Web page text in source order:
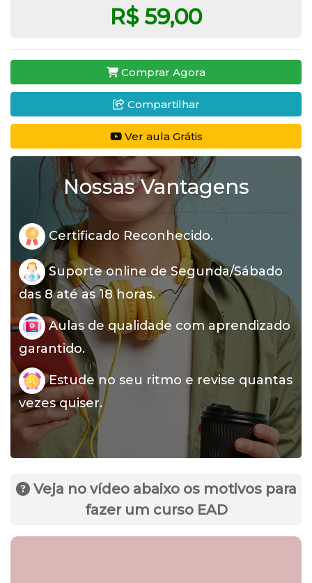
R$ 59,00
Comprar Agora
Compartilhar
Ver aula Grátis
Nossas Vantagens
Certificado Reconhecido.
Suporte online de Segunda/Sábado
das 8 até as 18 horas.
Aulas de qualidade com aprendizado
garantido.
Estude no seu ritmo e revise quantas
vezes quiser.
Veja no vídeo abaixo os motivos para
fazer um curso EAD